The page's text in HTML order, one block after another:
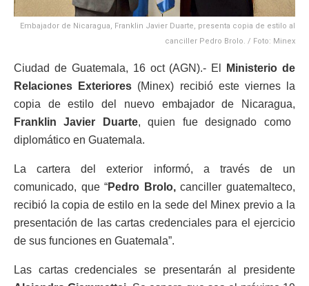
Embajador de Nicaragua, Franklin Javier Duarte, presenta copia de estilo al
canciller Pedro Brolo. / Foto: Minex
Ciudad de Guatemala, 16 oct (AGN).- El
Ministerio de
Relaciones Exteriores (Minex) recibió este viernes la
copia de estilo del nuevo embajador de Nicaragua,
Franklin Javier Duarte, quien fue designado como
diplomático en Guatemala.
La cartera del exterior informó, a través de un
comunicado, que “Pedro Brolo,canciller guatemalteco,
recibió la copia de estilo en la sede del Minex previo a la
presentación de las cartas credenciales para el ejercicio
de sus funciones en Guatemala”.
Las cartas credenciales se presentarán al presidente